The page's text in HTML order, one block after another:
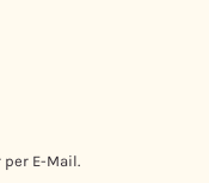
E-Mail.